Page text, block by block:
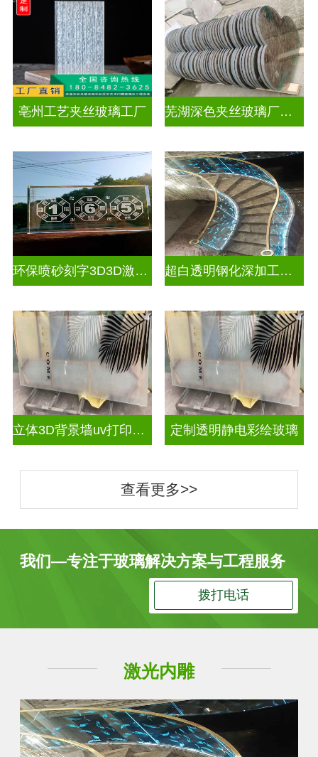
亳州工艺夹丝玻璃工厂 芜湖深色夹丝玻璃厂家电话
环保喷砂刻字3D3D激光内雕玻璃 超白透明钢化深加工激光内雕屏风
立体3D背景墙uv打印玻璃 定制透明静电彩绘玻璃
查看更多>>
我们—专注于玻璃解决方案与工程服务
拨打电话
激光内雕